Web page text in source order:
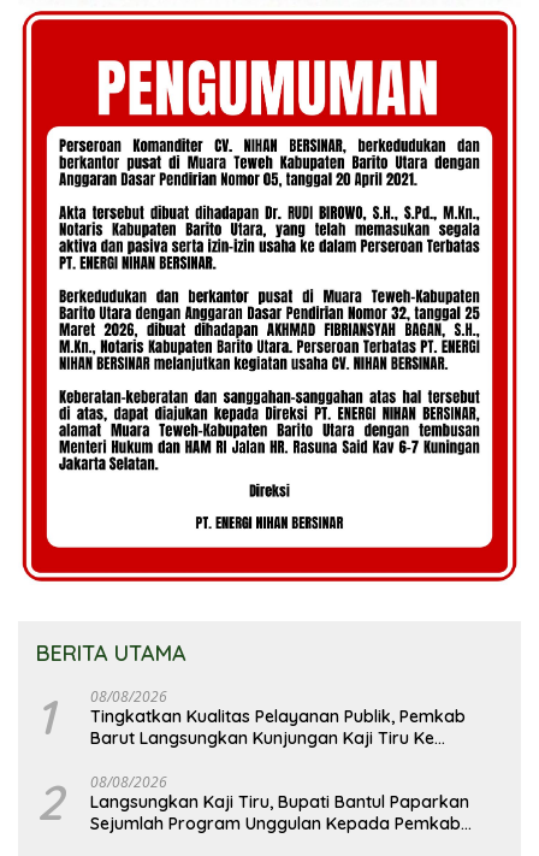
BERITA UTAMA
1 08/08/2026
Tingkatkan Kualitas Pelayanan Publik, Pemkab
Barut Langsungkan Kunjungan Kaji Tiru Ke
2 08/08/2026
Langsungkan Kaji Tiru, Bupati Bantul Paparkan
Sejumlah Program Unggulan Kepada Pemkab